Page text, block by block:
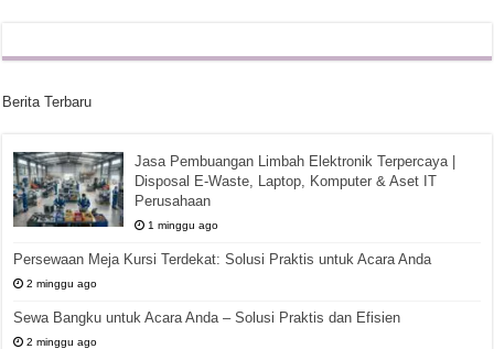
Berita Terbaru
Jasa Pembuangan Limbah Elektronik Terpercaya |
Disposal E-Waste, Laptop, Komputer & Aset IT
Perusahaan
1 minggu ago
Persewaan Meja Kursi Terdekat: Solusi Praktis untuk Acara Anda
2 minggu ago
Sewa Bangku untuk Acara Anda – Solusi Praktis dan Efisien
2 minggu ago